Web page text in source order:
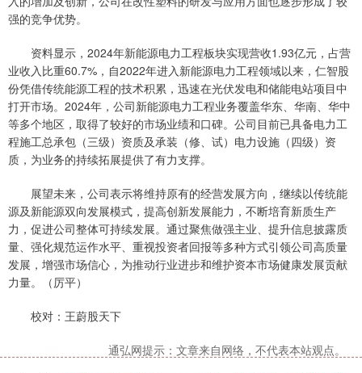
强的竞争优势。
资料显示，2024年新能源电力工程板块实现营收1.93亿元，占营
业收入比重60.7%，自2022年进入新能源电力工程领域以来，仁智股
份凭借传统能源工程的技术积累，迅速在光伏发电和储能电站项目中
打开市场。2024年，公司新能源电力工程业务覆盖华东、华南、华中
等多个地区，取得了较好的市场业绩和口碑。公司目前已具备电力工
程施工总承包（三级）资质及承装（修、试）电力设施（四级）资
质，为业务的持续拓展提供了有力支撑。
展望未来，公司表示将维持原有的经营发展方向，继续以传统能
源及新能源双向发展模式，提高创新发展能力，不断培育新质生产
力，促进公司整体可持续发展。通过聚焦做强主业、提升信息披露质
量、强化规范运作水平、重视投资者回报等多种方式引领公司高质量
发展，增强市场信心，为推动行业进步和维护资本市场健康发展贡献
力量。（厉平）
校对：王蔚股天下
通弘网提示：文章来自网络，不代表本站观点。